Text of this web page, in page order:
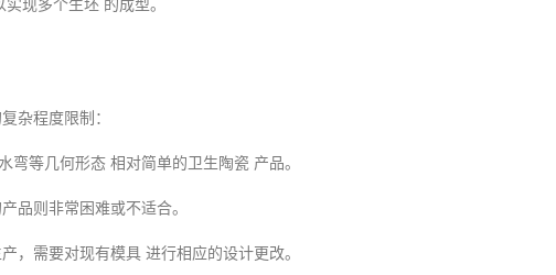
实现多个生坯 的成型。
杂程度限制：
弯等几何形态 相对简单的卫生陶瓷 产品。
品则非常困难或不适合。
产，需要对现有模具 进行相应的设计更改。